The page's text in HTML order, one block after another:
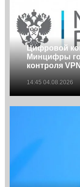
Цифровой
Минцифры
контроля
14:45 04.08.2026